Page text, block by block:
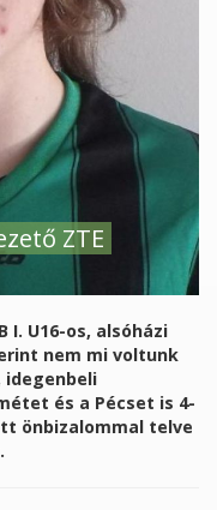
ZTE
I. U16-os, alsóházi
nem mi voltunk
idegenbeli
és a Pécset is 4-
önbizalommal telve